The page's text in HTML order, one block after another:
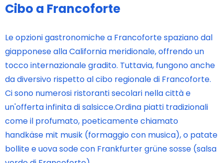
Cibo a Francoforte
Le opzioni gastronomiche a Francoforte spaziano dal
giapponese alla California meridionale, offrendo un
tocco internazionale gradito. Tuttavia, fungono anche
da diversivo rispetto al cibo regionale di Francoforte.
Ci sono numerosi ristoranti secolari nella città e
un'offerta infinita di salsicce.Ordina piatti tradizionali
come il profumato, poeticamente chiamato
handkäse mit musik (formaggio con musica), o patate
bollite e uova sode con Frankfurter grüne sosse (salsa